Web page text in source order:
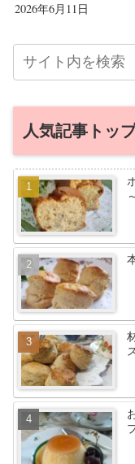
2026年6月11日
人気記事トッ